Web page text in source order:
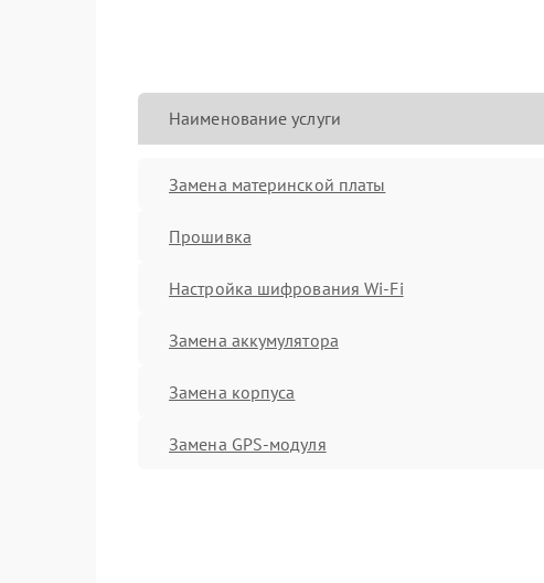
Наименование услуги
Замена материнской платы
Прошивка
Настройка шифрования Wi-Fi
Замена аккумулятора
Замена корпуса
Замена GPS-модуля